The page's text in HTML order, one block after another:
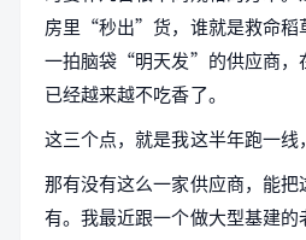
房里“秒出”货，谁就是救命稻
一拍脑袋“明天发”的供应商，
已经越来越不吃香了。
这三个点，就是我这半年跑一线
那有没有这么一家供应商，能
有。我最近跟一个做大型基建的